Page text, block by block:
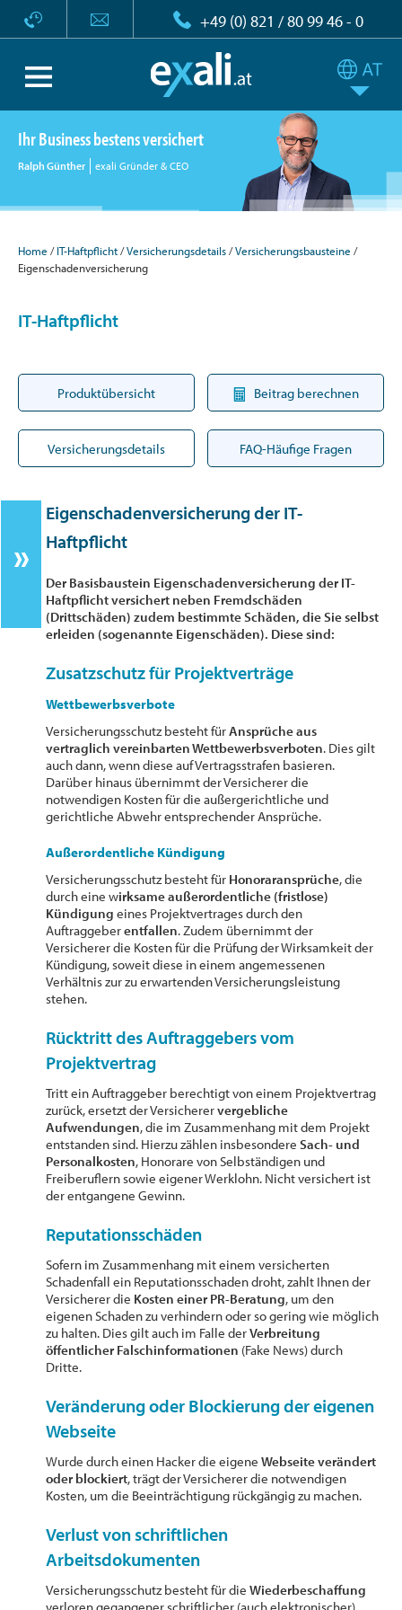
+49 (0) 821 / 80 99 46 - 0
Ihr Business bestens versichert
Ralph Günther exali Gründer & CEO
Home IT-Haftpflicht Versicherungsdetails
Versicherungsbausteine
Eigenschadenversicherung
IT-Haftpflicht
Produktübersicht Beitrag berechnen
Versicherungsdetails FAQ-Häufige Fragen
Eigenschadenversicherung der IT-
Haftpflicht
Der Basisbaustein Eigenschadenversicherung der IT-
Haftpflicht versichert neben Fremdschäden
(Drittschäden) zudem bestimmte Schäden, die Sie selbst
erleiden (sogenannte Eigenschäden). Diese sind:
Zusatzschutz für Projektverträge
Wettbewerbsverbote
Versicherungsschutz besteht fürAnsprüche aus
vertraglich vereinbarten Wettbewerbsverboten. Dies gilt
auch dann, wenn diese auf Vertragsstrafen basieren.
Darüber hinaus übernimmt der Versicherer die
notwendigen Kosten für die außergerichtliche und
gerichtliche Abwehr entsprechender Ansprüche.
Außerordentliche Kündigung
Versicherungsschutz besteht für Honoraransprüche, die
durch eine wirksame außerordentliche (fristlose)
Kündigung eines Projektvertrages durch den
Auftraggeberentfallen. Zudem übernimmt der
Versicherer die Kosten für die Prüfung der Wirksamkeit der
Kündigung, soweit diese in einem angemessenen
Verhältnis zur zu erwartenden Versicherungsleistung
stehen.
Rücktritt des Auftraggebers vom
Projektvertrag
Tritt ein Auftraggeber berechtigt von einem Projektvertrag
zurück, ersetzt der Versicherervergebliche
Aufwendungen, die im Zusammenhang mit dem Projekt
entstanden sind. Hierzu zählen insbesondereSach- und
Personalkosten, Honorare von Selbständigen und
Freiberuflern sowie eigener Werklohn. Nicht versichert ist
der entgangene Gewinn.
Reputationsschäden
Sofern im Zusammenhang mit einem versicherten
Schadenfall ein Reputationsschaden droht, zahlt Ihnen der
Versicherer die Kosten einer PR-Beratung, um den
eigenen Schaden zu verhindern oder so gering wie möglich
zu halten. Dies gilt auch im Falle derVerbreitung
öffentlicher Falschinformationen (Fake News) durch
Dritte.
Veränderung oder Blockierung der eigenen
Webseite
Wurde durch einen Hacker die eigeneWebseite verändert
oder blockiert, trägt der Versicherer die notwendigen
Kosten, um die Beeinträchtigung rückgängig zu machen.
Verlust von schriftlichen
Arbeitsdokumenten
Versicherungsschutz besteht für dieWiederbeschaffung